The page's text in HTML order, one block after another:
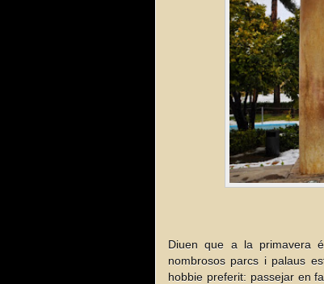
Diuen que a la primavera
nombrosos parcs i palaus
hobbie preferit: passejar en